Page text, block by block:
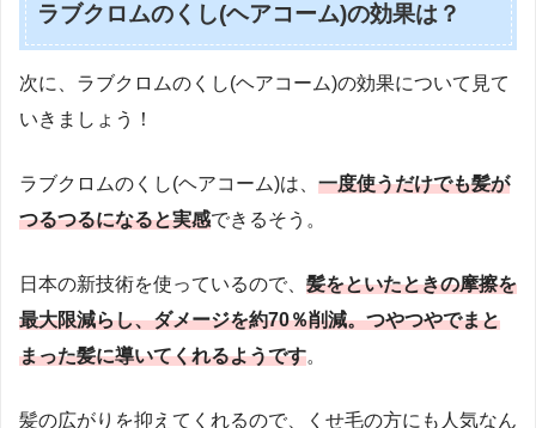
ラブクロムのくし(ヘアコーム)の効果は？
次に、ラブクロムのくし(ヘアコーム)の効果について見て
いきましょう！
ラブクロムのくし(ヘアコーム)は、 一度使うだけでも髪が
つるつるになると実感できるそう。
日本の新技術を使っているので、 髪をといたときの摩擦を
最大限減らし、ダメージを約70％削減。つやつやでまと
まった髪に導いてくれるようです。
髪の広がりを抑えてくれるので、くせ毛の方にも人気なん